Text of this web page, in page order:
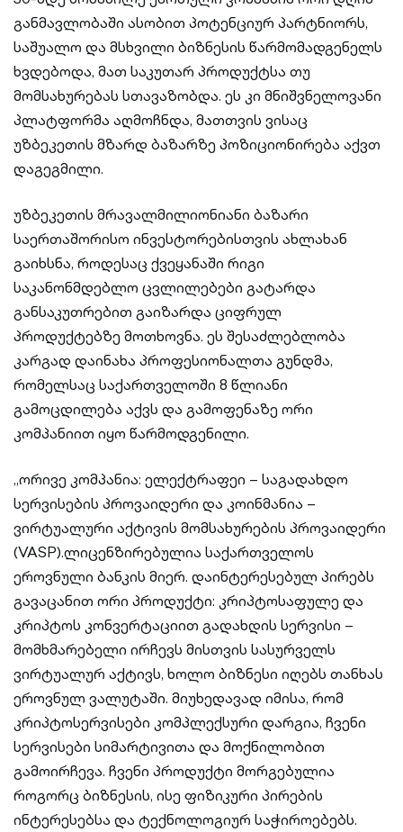
განმავლობაში ასობით პოტენციურ პარტნიორს,
საშუალო და მსხვილი ბიზნესის წარმომადგენელს
ხვდებოდა, მათ საკუთარ პროდუქტსა თუ
მომსახურებას სთავაზობდა. ეს კი მნიშვნელოვანი
პლატფორმა აღმოჩნდა, მათთვის ვისაც
უზბეკეთის მზარდ ბაზარზე პოზიციონირება აქვთ
დაგეგმილი.
უზბეკეთის მრავალმილიონიანი ბაზარი
საერთაშორისო ინვესტორებისთვის ახლახან
გაიხსნა, როდესაც ქვეყანაში რიგი
საკანონმდებლო ცვლილებები გატარდა
განსაკუთრებით გაიზარდა ციფრულ
პროდუქტებზე მოთხოვნა. ეს შესაძლებლობა
კარგად დაინახა პროფესიონალთა გუნდმა,
რომელსაც საქართველოში 8 წლიანი
გამოცდილება აქვს და გამოფენაზე ორი
კომპანიით იყო წარმოდგენილი.
„ორივე კომპანია: ელექტრაფეი – საგადახდო
სერვისების პროვაიდერი და კოინმანია –
ვირტუალური აქტივის მომსახურების პროვაიდერი
(VASP).ლიცენზირებულია საქართველოს
ეროვნული ბანკის მიერ. დაინტერესებულ პირებს
გავაცანით ორი პროდუქტი: კრიპტოსაფულე და
კრიპტოს კონვერტაციით გადახდის სერვისი –
მომხმარებელი ირჩევს მისთვის სასურველს
ვირტუალურ აქტივს, ხოლო ბიზნესი იღებს თანხას
ეროვნულ ვალუტაში. მიუხედავად იმისა, რომ
კრიპტოსერვისები კომპლექსური დარგია, ჩვენი
სერვისები სიმარტივითა და მოქნილობით
გამოირჩევა. ჩვენი პროდუქტი მორგებულია
როგორც ბიზნესის, ისე ფიზიკური პირების
ინტერესებსა და ტექნოლოგიურ საჭიროებებს.